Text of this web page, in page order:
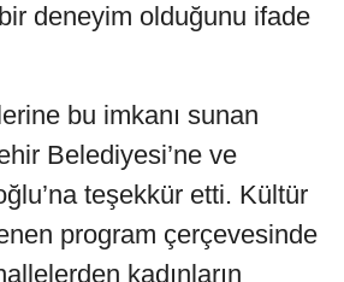
deneyim olduğunu ifade
bu imkanı sunan
Belediyesi’ne ve
teşekkür etti. Kültür
program çerçevesinde
kadınların